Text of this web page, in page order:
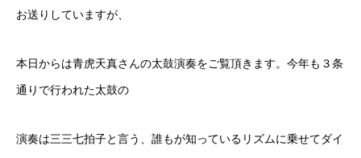
お送りしていますが、
本日からは青虎天真さんの太鼓演奏をご覧頂きます。今年も３条
通りで行われた太鼓の
演奏は三三七拍子と言う、誰もが知っているリズムに乗せてダイ